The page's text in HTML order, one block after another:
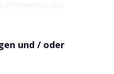
und / oder